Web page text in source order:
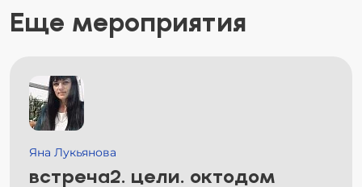
Еще мероприятия
Яна Лукьянова
встреча2. цели. октодом